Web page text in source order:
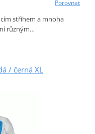
Porovnat
střihem a mnoha
různým…
/ černá XL